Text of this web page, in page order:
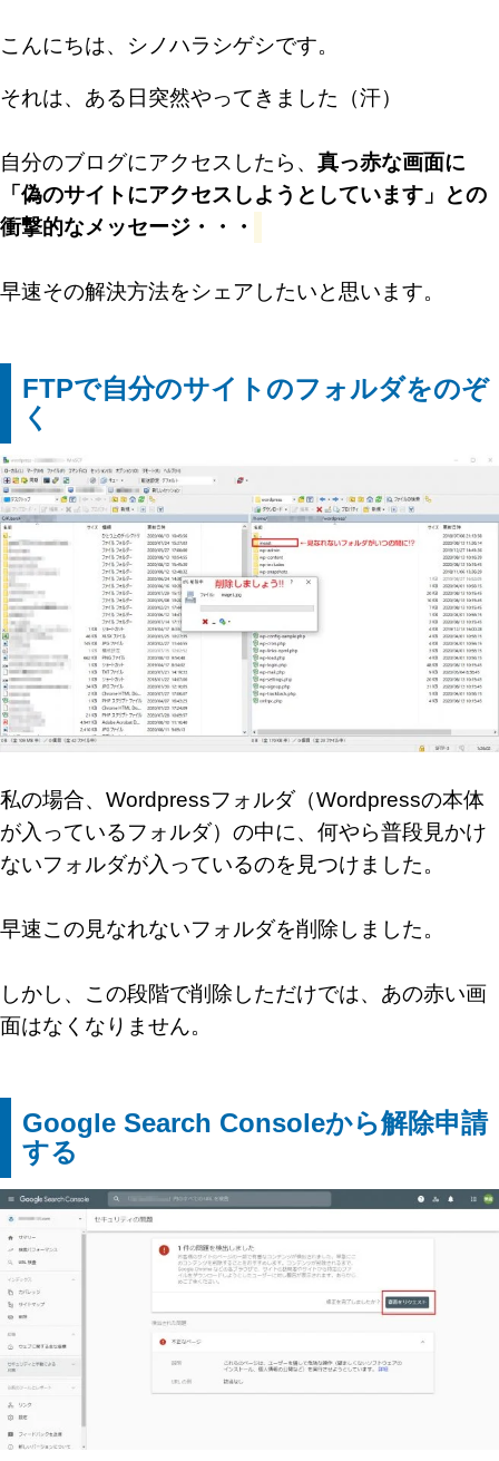
こんにちは、シノハラシゲシです。
それは、ある日突然やってきました（汗）
自分のブログにアクセスしたら、 真っ赤な画面に
「偽のサイトにアクセスしようとしています」との
衝撃的なメッセージ・・・
早速その解決方法をシェアしたいと思います。
FTPで自分のサイトのフォルダをのぞ
く
私の場合、Wordpressフォルダ（Wordpressの本体
が入っているフォルダ）の中に、何やら普段見かけ
ないフォルダが入っているのを見つけました。
早速この見なれないフォルダを削除しました。
しかし、この段階で削除しただけでは、あの赤い画
面はなくなりません。
Google Search Consoleから解除申請
する